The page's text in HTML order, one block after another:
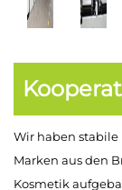
Wir haben
Marken aus den
Kosmetik